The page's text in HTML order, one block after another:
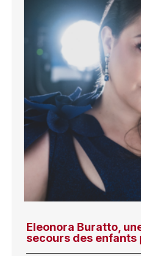
Eleonora Buratto,
secours des enfants